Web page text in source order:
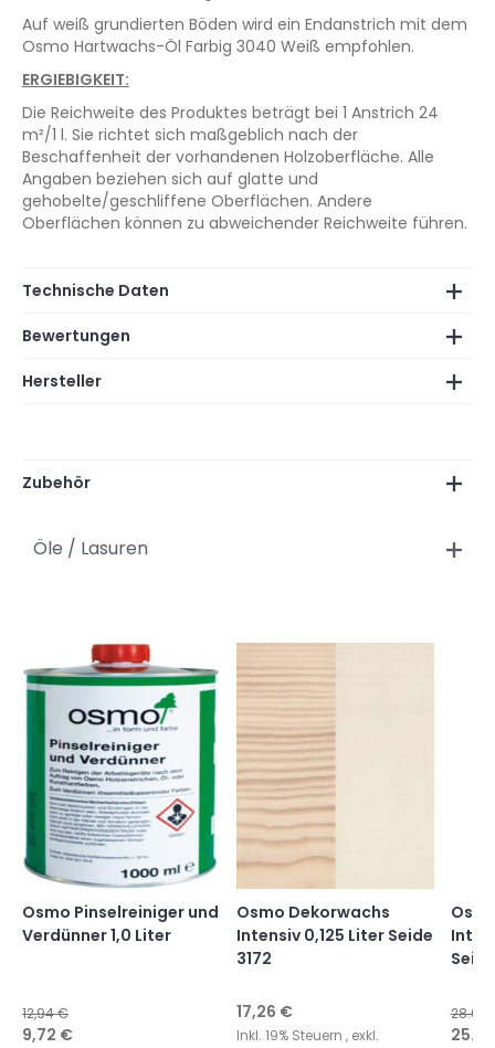
Auf weiß grundierten Böden wird ein Endanstrich mit dem
Osmo Hartwachs-Öl Farbig 3040 Weiß empfohlen.
ERGIEBIGKEIT:
Die Reichweite des Produktes beträgt bei 1 Anstrich 24
m²/1 l. Sie richtet sich maßgeblich nach der
Beschaffenheit der vorhandenen Holzoberfläche. Alle
Angaben beziehen sich auf glatte und
gehobelte/geschliffene Oberflächen. Andere
Oberflächen können zu abweichender Reichweite führen.
Technische Daten
Bewertungen
Hersteller
Zubehör
Öle / Lasuren
Osmo Pinselreiniger und
Verdünner 1,0 Liter
12,94 €
Sonderangebot
9,72 €
Osmo Dekorwachs
Intensiv 0,125 Liter Seide
3172
17,26 €
Inkl. 19% Steuern , exkl.
28.60
25.69